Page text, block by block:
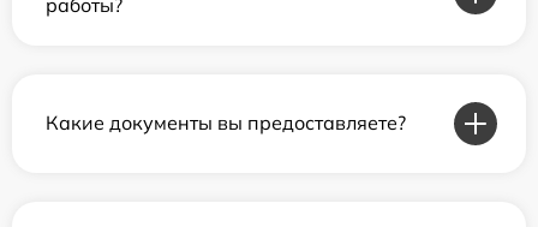
Какие документы вы предоставляете?